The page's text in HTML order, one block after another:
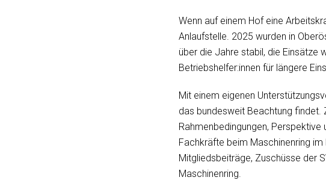
Wenn auf einem Hof eine
Anlaufstelle. 2025 wurden in
über die Jahre stabil, die Einsätze
Betriebshelfer:innen für längere
Mit einem eigenen
das bundesweit Beachtung findet.
Rahmenbedingungen,
Fachkräfte beim Maschinenring
Mitgliedsbeiträge, Zuschüsse der
Maschinenring.